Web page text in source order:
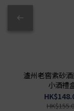
瀘州老窖紫砂
小酒禮